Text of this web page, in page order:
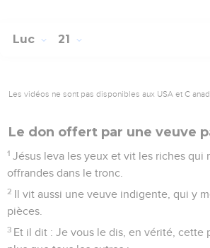
Luc 21
Les vidéos ne sont pas disponibles aux USA et C
Le don offert par une veuve
1 Jésus leva les yeux et vit les riches qui
offrandes dans le tronc.
2 Il vit aussi une veuve indigente, qui y
pièces.
3 Et il dit : Je vous le dis, en vérité, cette